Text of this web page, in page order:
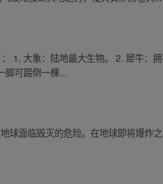
1. 大象：陆地最大生物。 2. 犀牛：
脚可踢倒一棵...
球面临毁灭的危险。在地球即将爆炸